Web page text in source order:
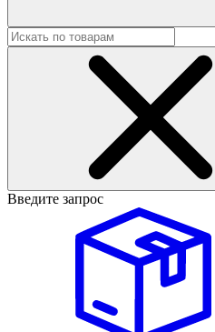
Введите запрос